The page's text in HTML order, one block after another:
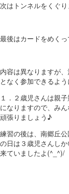
次はトンネルをくぐり
最後はカードをめく
内容は異なりますが
となく参加できるよ
１．２歳児さんは親
になりますので、み
頑張りましょう♪
練習の後は、南郷丘
の日は３歳児さんし
来ていましたよ(^_^)/